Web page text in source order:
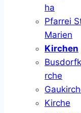
ha
Pfarrei
Marien
Kirchen
rche
Kirche